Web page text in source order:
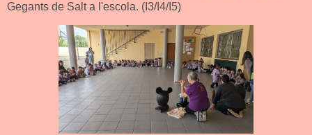
Gegants de Salt a l'escola. (I3/I4/I5)